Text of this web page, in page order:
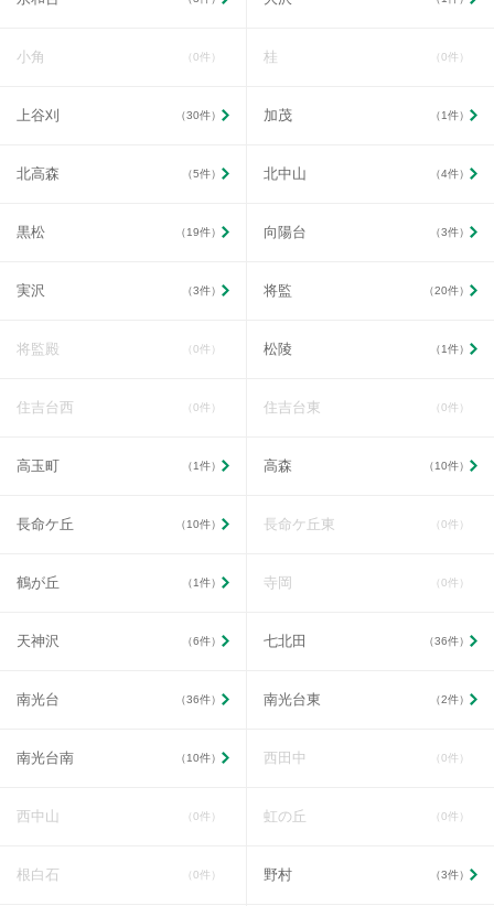
小角 （0件） 桂 （0件）
上谷刈 （30件） 加茂 （1件）
北高森 （5件） 北中山 （4件）
黒松 （19件） 向陽台 （3件）
実沢 （3件） 将監 （20件）
将監殿 （0件） 松陵 （1件）
住吉台西 （0件） 住吉台東 （0件）
高玉町 （1件） 高森 （10件）
長命ケ丘 （10件） 長命ケ丘東 （0件）
鶴が丘 （1件） 寺岡 （0件）
天神沢 （6件） 七北田 （36件）
南光台 （36件） 南光台東 （2件）
南光台南 （10件） 西田中 （0件）
西中山 （0件） 虹の丘 （0件）
根白石 （0件） 野村 （3件）